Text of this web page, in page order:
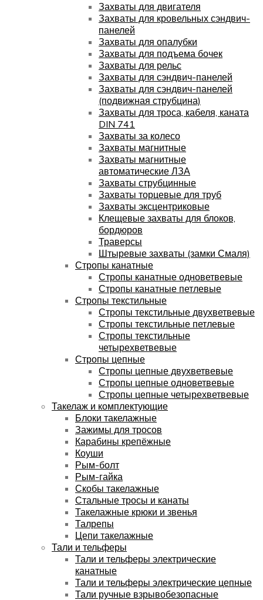
Захваты для двигателя
Захваты для кровельных сэндвич-
панелей
Захваты для опалубки
Захваты для подъема бочек
Захваты для рельс
Захваты для сэндвич-панелей
Захваты для сэндвич-панелей
(подвижная струбцина)
Захваты для троса, кабеля, каната
DIN 741
Захваты за колесо
Захваты магнитные
Захваты магнитные
автоматические ЛЗА
Захваты струбцинные
Захваты торцевые для труб
Захваты эксцентриковые
Клещевые захваты для блоков,
бордюров
Траверсы
Штыревые захваты (замки Смаля)
Стропы канатные
Стропы канатные одноветвевые
Стропы канатные петлевые
Стропы текстильные
Стропы текстильные двухветвевые
Стропы текстильные петлевые
Стропы текстильные
четырехветвевые
Стропы цепные
Стропы цепные двухветвевые
Стропы цепные одноветвевые
Стропы цепные четырехветвевые
Такелаж и комплектующие
Блоки такелажные
Зажимы для тросов
Карабины крепёжные
Коуши
Рым-болт
Рым-гайка
Скобы такелажные
Стальные тросы и канаты
Такелажные крюки и звенья
Талрепы
Цепи такелажные
Тали и тельферы
Тали и тельферы электрические
канатные
Тали и тельферы электрические цепные
Тали ручные взрывобезопасные